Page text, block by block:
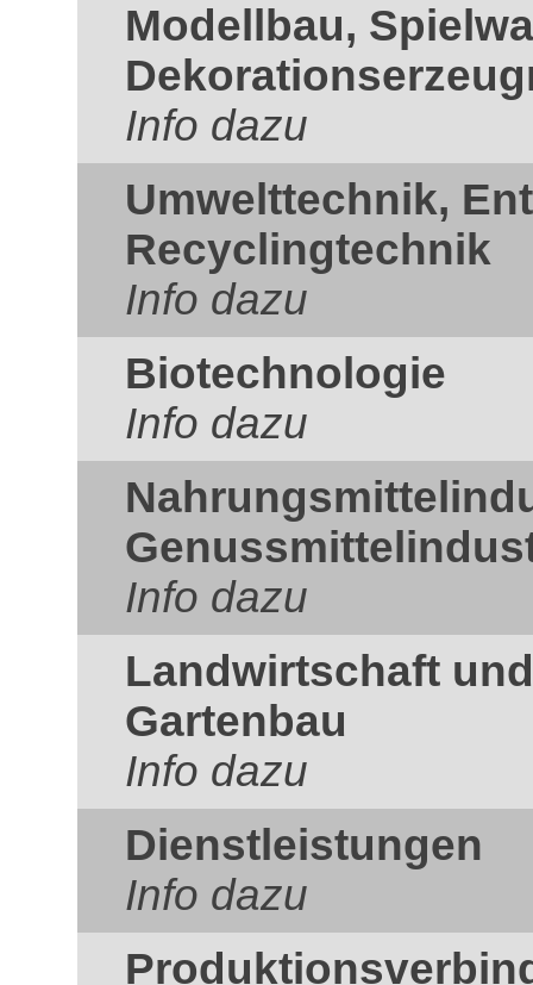
Modellbau,
Info dazu
Umwelttechnik,
Recyclingtechnik
Info dazu
Biotechnologie
Info dazu
Info dazu
Landwirtschaft
Gartenbau
Info dazu
Dienstleistungen
Info dazu